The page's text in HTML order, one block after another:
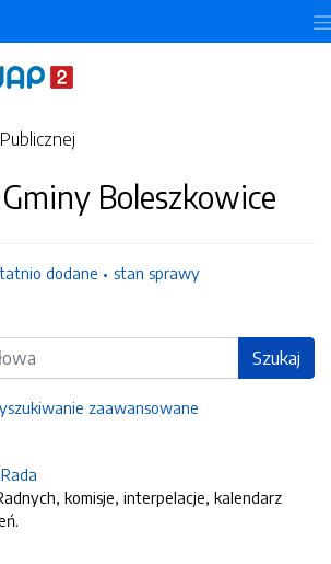
Boleszkowice
dodane stan sprawy
Szukaj
zaawansowane
komisje, interpelacje, kalendarz